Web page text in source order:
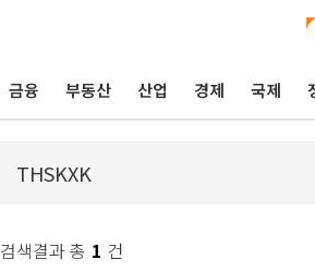
금융 부동산 산업 경제 국제
검색결과 총 1 건